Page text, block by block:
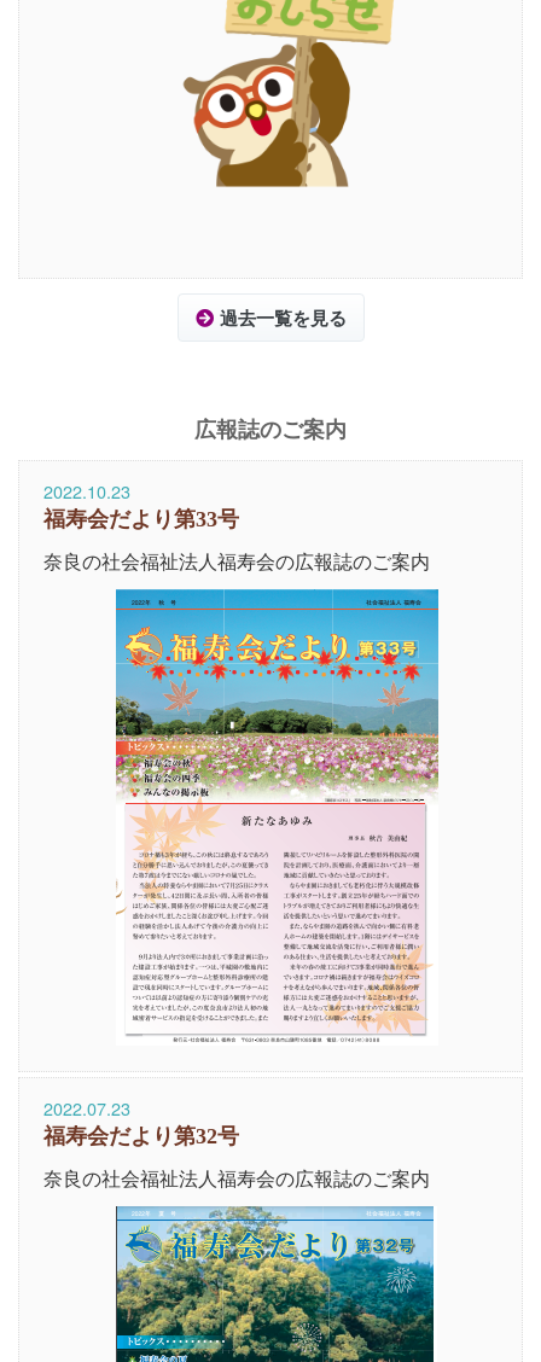
過去一覧を見る
広報誌のご案内
2022.10.23
福寿会だより第33号
奈良の社会福祉法人福寿会の広報誌のご案内
2022.07.23
福寿会だより第32号
奈良の社会福祉法人福寿会の広報誌のご案内